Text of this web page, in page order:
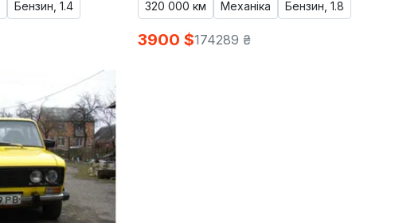
Бензин, 1.4 320 000 км Механіка Бензин, 1.8
3900 $174289 ₴